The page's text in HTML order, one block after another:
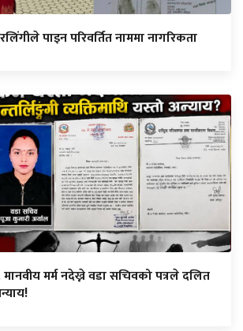
पाइन परिवर्तित नाममा नागरिकता
मर्म नदेख्ने वडा सचिवको पत्रले दलित